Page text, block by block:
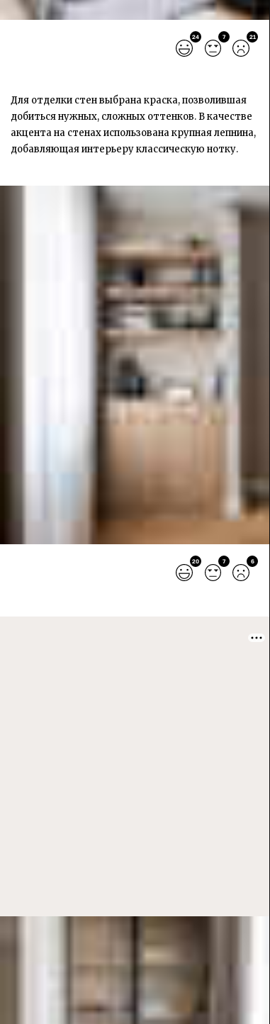
24 7 21
Для отделки стен выбрана краска, позволившая
добиться нужных, сложных оттенков. В качестве
акцента на стенах использована крупная лепнина,
добавляющая интерьеру классическую нотку.
20 7 6